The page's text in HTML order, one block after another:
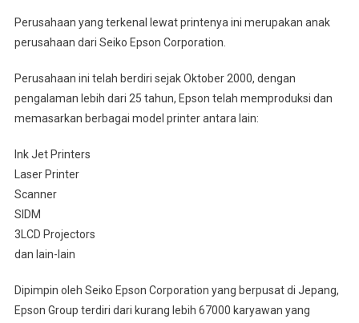
Perusahaan yang terkenal lewat printenya ini merupakan anak
perusahaan dari Seiko Epson Corporation.
Perusahaan ini telah berdiri sejak Oktober 2000, dengan
pengalaman lebih dari 25 tahun, Epson telah memproduksi dan
memasarkan berbagai model printer antara lain:
Ink Jet Printers
Laser Printer
Scanner
SIDM
3LCD Projectors
dan lain-lain
Dipimpin oleh Seiko Epson Corporation yang berpusat di Jepang,
Epson Group terdiri dari kurang lebih 67000 karyawan yang